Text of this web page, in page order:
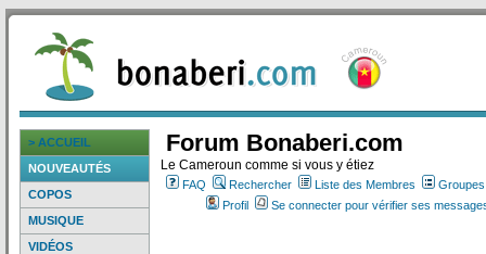
> ACCUEIL
NOUVEAUTÉS
COPOS
MUSIQUE
VIDÉOS
Forum Bonaberi.com
Le Cameroun comme si vous y étiez
FAQ Rechercher Liste des Membres
Profil
Se connecter pour vérifier ses